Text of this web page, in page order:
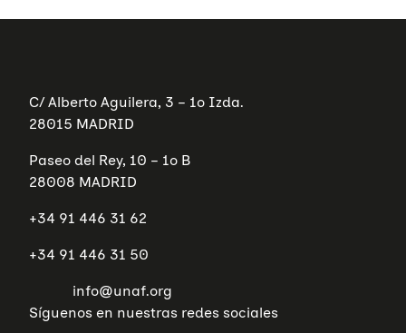
C/ Alberto Aguilera, 3 – 1º Izda.
28015 MADRID
Paseo del Rey, 10 – 1º B
28008 MADRID
+34 91 446 31 62
+34 91 446 31 50
info@unaf.org
Síguenos en nuestras redes sociales